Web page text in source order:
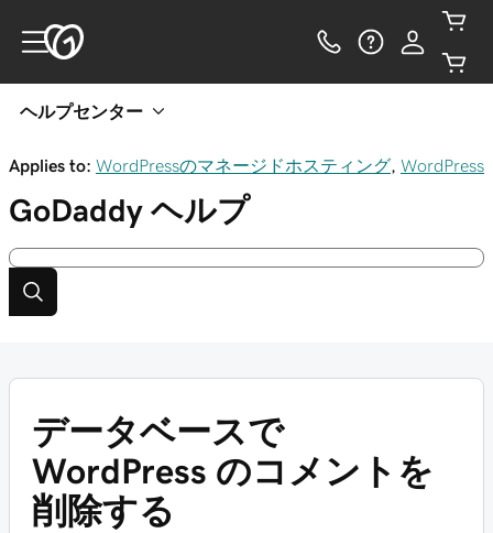
ヘルプセンター
Applies to: WordPressのマネージドホスティング WordPress
GoDaddy ヘルプ
データベースで
WordPress のコメントを
削除する